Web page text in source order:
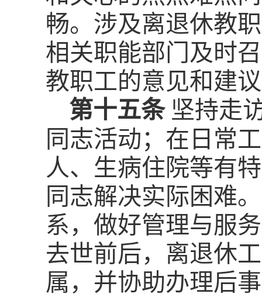
畅。涉及离退休教
相关职能部门及时
教职工的意见和建
第十五条 坚持走
同志活动；在日常
人、生病住院等有
同志解决实际困难
系，做好管理与服
去世前后，离退休
属，并协助办理后